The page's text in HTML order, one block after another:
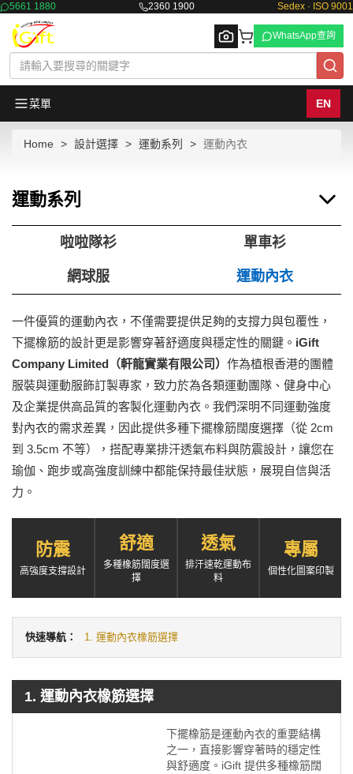
5661 1880 2360 1900 Sedex · ISO 9001
Browse
WhatsApp查詢
菜單 EN
Home 設計選擇 運動系列 運動內衣
運動系列
啦啦隊衫 單車衫
網球服 運動內衣
一件優質的運動內衣，不僅需要提供足夠的支撐力與包覆性，
下擺橡筋的設計更是影響穿著舒適度與穩定性的關鍵。 iGift
Company Limited（軒龍實業有限公司） 作為植根香港的團體
服裝與運動服飾訂製專家，致力於為各類運動團隊、健身中心
及企業提供高品質的客製化運動內衣。我們深明不同運動強度
對內衣的需求差異，因此提供多種下擺橡筋闊度選擇（從 2cm
到 3.5cm 不等），搭配專業排汗透氣布料與防震設計，讓您在
瑜伽、跑步或高強度訓練中都能保持最佳狀態，展現自信與活
力。
防震
高強度支撐設計
舒適
多種橡筋闊度選
擇
透氣
排汗速乾運動布
料
專屬
個性化圖案印製
快速導航： 1. 運動內衣橡筋選擇
1. 運動內衣橡筋選擇
下擺橡筋是運動內衣的重要結構
之一，直接影響穿著時的穩定性
與舒適度。iGift 提供多種橡筋闊